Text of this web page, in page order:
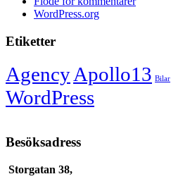
WordPress.org
Etiketter
AgencyApollo13 Bilar
WordPress
Besöksadress
Storgatan 38,